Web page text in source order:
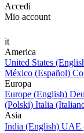
Accedi
Mio account
it
America
United States
México (Español)
Europa
Europe (English)
(Polski) Italia
Asia
India (English)